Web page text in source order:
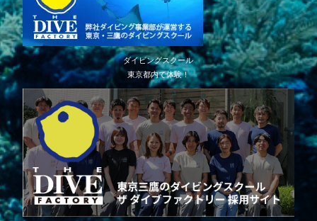
ダイビングスクール
東京都内で体験！